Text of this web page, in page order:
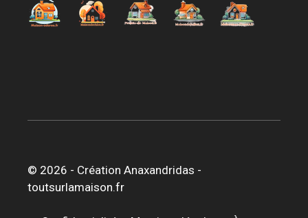
© 2026 - Création Anaxandridas -
toutsurlamaison.fr